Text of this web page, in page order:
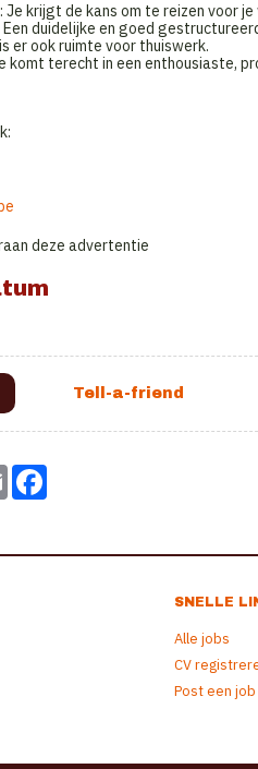
Je krijgt de kans om te reizen voor
duidelijke en goed
er ook ruimte voor thuiswerk.
komt terecht in een enthousiaste,
deze advertentie
Email
SNELLE
Alle jobs
CV
Post een job